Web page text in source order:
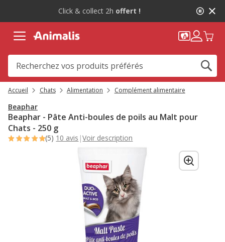
2,
message,
sur votre première commande* avec Animalis+ |
WELCOME10
Accueil Chats Alimentation Complément alimentaire
Beaphar
Beaphar - Pâte Anti-boules de poils au Malt pour
Chats - 250 g
(5) 10 avis |Voir description